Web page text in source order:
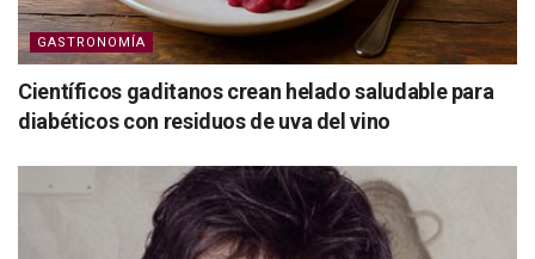
GASTRONOMÍA
Científicos gaditanos crean helado saludable para
diabéticos con residuos de uva del vino